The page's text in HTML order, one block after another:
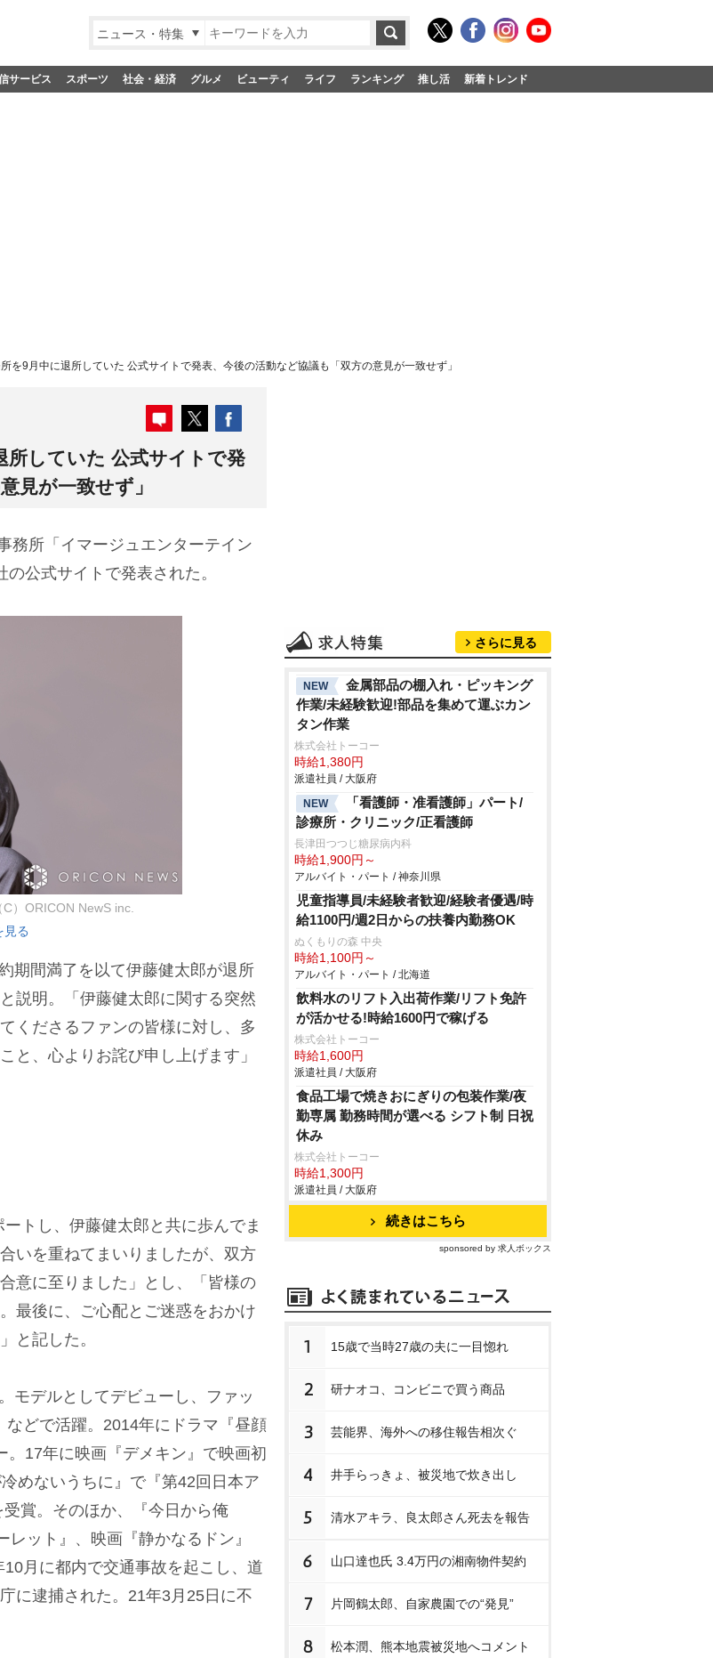
ニュース・特集
サービス スポーツ 社会・経済 グルメ ビューティ ライフ ランキング 推し活 新着トレンド
を9月中に退所していた 公式サイトで発表、今後の活動など協議も「双方の意見が一致せず」
所していた 公式サイトで発
見が一致せず」
務所「イマージュエンターテイン
公式サイトで発表された。
）ORICON NewS inc.
見る
期間満了を以て伊藤健太郎が退所
説明。「伊藤健太郎に関する突然
くださるファンの皆様に対し、多
と、心よりお詫び申し上げます」
トし、伊藤健太郎と共に歩んでま
いを重ねてまいりましたが、双方
意に至りました」とし、「皆様の
最後に、ご心配とご迷惑をおかけ
と記した。
モデルとしてデビューし、ファッ
どで活躍。2014年にドラマ『昼顔
。17年に映画『デメキン』で映画初
めないうちに』で『第42回日本ア
賞。そのほか、『今日から俺
ット』、映画『静かなるドン』
月に都内で交通事故を起こし、道
に逮捕された。21年3月25日に不
さらに見る
NEW
金属部品の棚入れ・ピッキング
作業/未経験歓迎!部品を集めて運ぶカン
タン作業
株式会社トーコー
時給1,380円
派遣社員 / 大阪府
NEW
「看護師・准看護師」パート/
診療所・クリニック/正看護師
長津田つつじ糖尿病内科
時給1,900円～
アルバイト・パート / 神奈川県
児童指導員/未経験者歓迎/経験者優遇/時
給1100円/週2日からの扶養内勤務OK
ぬくもりの森 中央
時給1,100円～
アルバイト・パート / 北海道
飲料水のリフト入出荷作業/リフト免許
が活かせる!時給1600円で稼げる
株式会社トーコー
時給1,600円
派遣社員 / 大阪府
食品工場で焼きおにぎりの包装作業/夜
勤専属 勤務時間が選べる シフト制 日祝
休み
株式会社トーコー
時給1,300円
派遣社員 / 大阪府
続きはこちら
sponsored by 求人ボックス
1 15歳で当時27歳の夫に一目惚れ
2 研ナオコ、コンビニで買う商品
3 芸能界、海外への移住報告相次ぐ
4 井手らっきょ、被災地で炊き出し
5 清水アキラ、良太郎さん死去を報告
6 山口達也氏 3.4万円の湘南物件契約
7 片岡鶴太郎、自家農園での“発見”
8 松本潤、熊本地震被災地へコメント